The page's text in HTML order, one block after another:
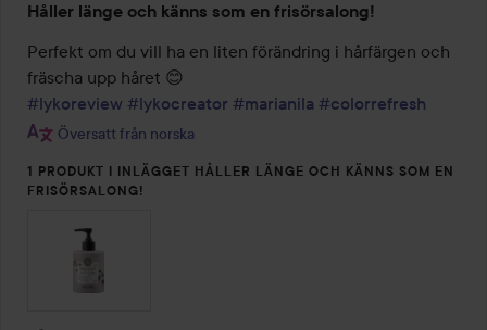
5
av
5
Håller länge och känns som en frisörsalong!
Perfekt om du vill ha en liten förändring i hårfärgen och
#lykoreview #lykocreator #marianila #colorrefresh
Översatt från norska
1 PRODUKT I INLÄGGET HÅLLER LÄNGE OCH KÄNNS SOM EN
FRISÖRSALONG!